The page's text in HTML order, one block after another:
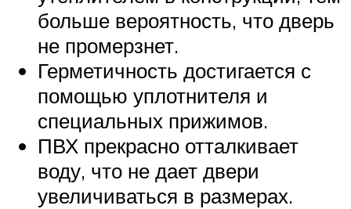
больше вероятность, что дверь
не промерзнет.
Герметичность достигается с
помощью уплотнителя и
специальных прижимов.
ПВХ прекрасно отталкивает
воду, что не дает двери
увеличиваться в размерах.